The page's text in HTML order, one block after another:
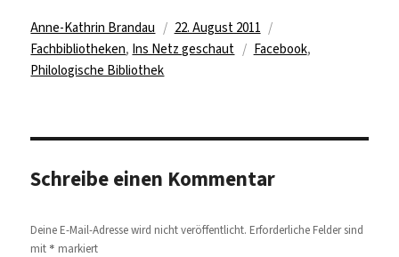
Autor
Anne-Kathrin Brandau
Veröffentlicht
am
22. August 2011
Fachbibliotheken, Ins Netz geschaut Schlagwörter
Facebook,
Philologische Bibliothek
Schreibe einen Kommentar
Deine E-Mail-Adresse wird nicht veröffentlicht. Erforderliche Felder sind
mit * markiert